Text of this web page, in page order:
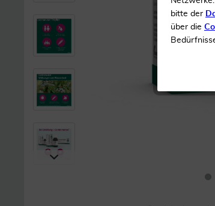
bitte der
über die